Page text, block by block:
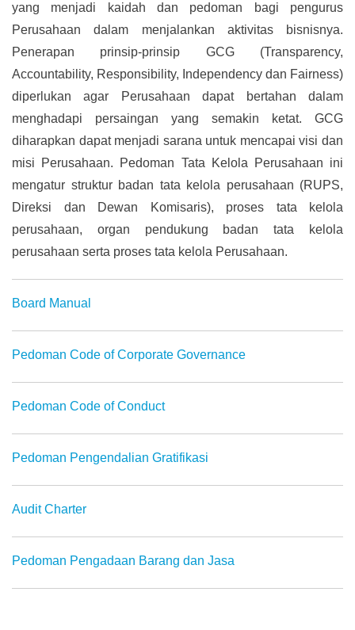
yang menjadi kaidah dan pedoman bagi pengurus
Perusahaan dalam menjalankan aktivitas bisnisnya.
Penerapan prinsip-prinsip GCG (Transparency,
Accountability, Responsibility, Independency dan Fairness)
diperlukan agar Perusahaan dapat bertahan dalam
menghadapi persaingan yang semakin ketat. GCG
diharapkan dapat menjadi sarana untuk mencapai visi dan
misi Perusahaan. Pedoman Tata Kelola Perusahaan ini
mengatur struktur badan tata kelola perusahaan (RUPS,
Direksi dan Dewan Komisaris), proses tata kelola
perusahaan, organ pendukung badan tata kelola
perusahaan serta proses tata kelola Perusahaan.
Board Manual
Pedoman Code of Corporate Governance
Pedoman Code of Conduct
Pedoman Pengendalian Gratifikasi
Audit Charter
Pedoman Pengadaan Barang dan Jasa